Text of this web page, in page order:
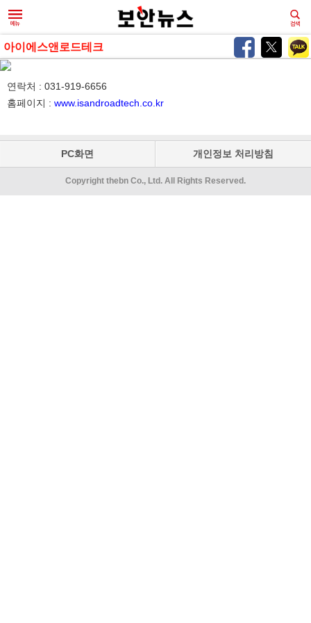
아이에스앤로드테크
연락처 : 031-919-6656
홈페이지 : www.isandroadtech.co.kr
PC화면 개인정보 처리방침
Copyright thebn Co., Ltd. All Rights Reserved.